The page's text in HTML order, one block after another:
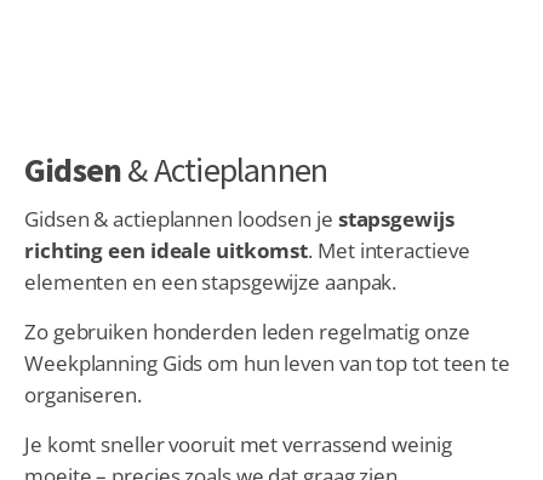
Gidsen& Actieplannen
Gidsen & actieplannen loodsen je stapsgewijs
richting een ideale uitkomst. Met interactieve
elementen en een stapsgewijze aanpak.
Zo gebruiken honderden leden regelmatig onze
Weekplanning Gids om hun leven van top tot teen te
organiseren.
Je komt sneller vooruit met verrassend weinig